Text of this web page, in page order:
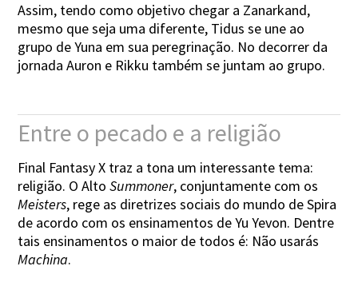
Assim, tendo como objetivo chegar a Zanarkand,
mesmo que seja uma diferente, Tidus se une ao
grupo de Yuna em sua peregrinação. No decorrer da
jornada Auron e Rikku também se juntam ao grupo.
Entre o pecado e a religião
Final Fantasy X traz a tona um interessante tema:
religião. O AltoSummoner, conjuntamente com os
Meisters, rege as diretrizes sociais do mundo de Spira
de acordo com os ensinamentos de Yu Yevon. Dentre
tais ensinamentos o maior de todos é: Não usarás
Machina.